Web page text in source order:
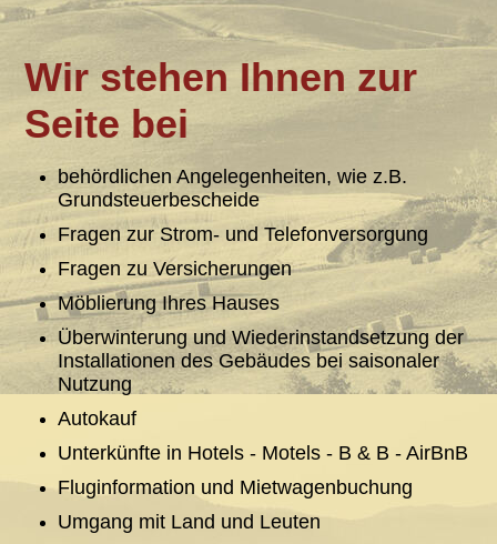
Wir stehen Ihnen zur
Seite bei
behördlichen Angelegenheiten, wie z.B.
Grundsteuerbescheide
Fragen zur Strom- und Telefonversorgung
Fragen zu Versicherungen
Möblierung Ihres Hauses
Überwinterung und Wiederinstandsetzung der
Installationen des Gebäudes bei saisonaler
Nutzung
Autokauf
Unterkünfte in Hotels - Motels - B & B - AirBnB
Fluginformation und Mietwagenbuchung
Umgang mit Land und Leuten